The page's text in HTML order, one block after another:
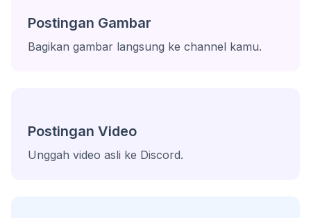
Postingan Gambar
Bagikan gambar langsung ke channel kamu.
Postingan Video
Unggah video asli ke Discord.